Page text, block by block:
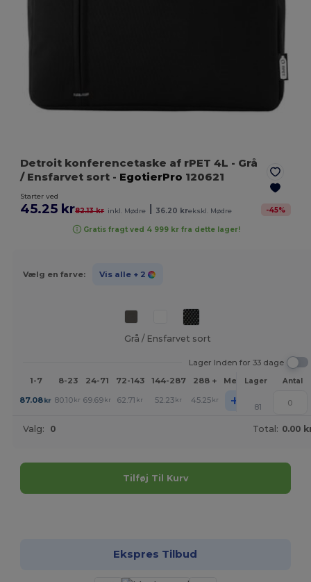
Detroit konferencetaske af rPET 4L - Grå
/ Ensfarvet sort - EgotierPro 120621
Starter ved
45.25 kr82.13 kr inkl. Mødre 36.20 krekskl. Mødre -45%
Gratis fragt ved 4 999 kr fra dette lager!
Vælg en farve: Vis alle + 2
Grå / Ensfarvet sort
Lager Inden for 33 dage
1-7
8-23 24-71 72-143 144-287 288 + MereLager Antal
87.08kr 80.10 kr 69.69 kr 62.71 kr 52.23 kr 45.25 kr + 81
Valg: 0 Total: 0.00
Tilføj Til Kurv
Ekspres Tilbud